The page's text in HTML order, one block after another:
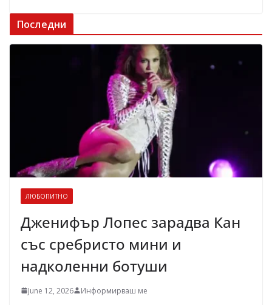
Последни
ЛЮБОПИТНО
Дженифър Лопес зарадва Кан
със сребристо мини и
надколенни ботуши
June 12, 2026 Информирваш ме